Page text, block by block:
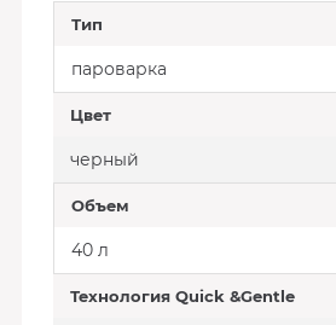
Тип
пароварка
Цвет
черный
Объем
40 л
Технология Quick &Gentle